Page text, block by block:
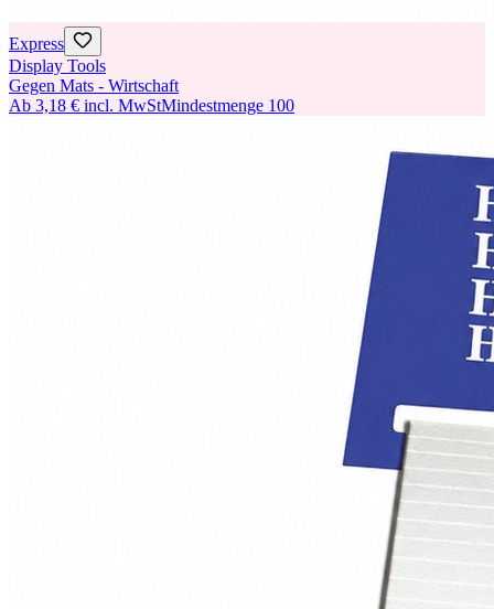
Express
Display Tools
Gegen Mats - Wirtschaft
Ab 3,18 € incl. MwStMindestmenge 100